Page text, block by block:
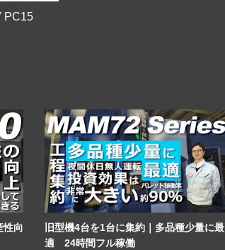
PC15
性向
旧型機4台を1台に集約｜多品種少量に最
適 24時間フル稼働